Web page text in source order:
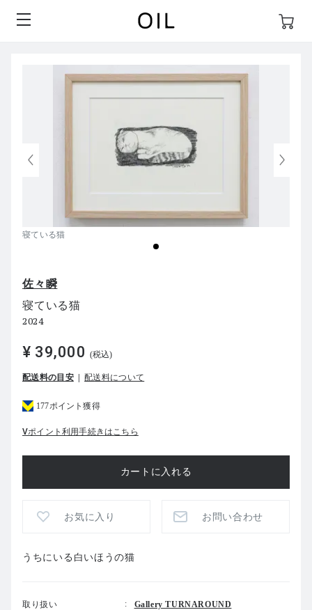
寝ている猫
佐々瞬
寝ている猫
2024
¥ 39,000 (税込)
配送料の目安 配送料について
177ポイント獲得
Vポイント利用手続きはこちら
お気に入り お問い合わせ
うちにいる白いほうの猫
取り扱い
Gallery TURNAROUND